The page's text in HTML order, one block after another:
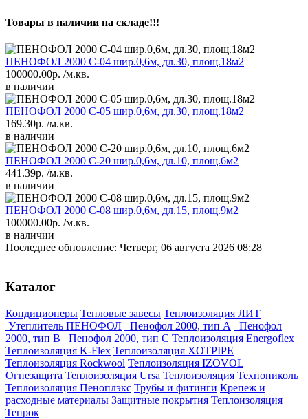
Товары в наличии на складе!!!
ПЕНОФОЛ 2000 C-04 шир.0,6м, дл.30, площ.18м2
100000.00р. /м.кв.
в наличии
ПЕНОФОЛ 2000 C-05 шир.0,6м, дл.30, площ.18м2
169.30р. /м.кв.
в наличии
ПЕНОФОЛ 2000 C-20 шир.0,6м, дл.10, площ.6м2
441.39р. /м.кв.
в наличии
ПЕНОФОЛ 2000 C-08 шир.0,6м, дл.15, площ.9м2
100000.00р. /м.кв.
в наличии
Последнее обновление: Четверг, 06 августа 2026 08:28
Каталог
Кондиционеры Тепловые завесы Теплоизоляция ЛИТ
Утеплитель ПЕНОФОЛ
Пенофол 2000, тип А
Пенофол
2000, тип В
Пенофол 2000, тип С Теплоизоляция Energoflex
Теплоизоляция K-Flex Теплоизоляция XOTPIPE
Теплоизоляция Rockwool Теплоизоляция IZOVOL
Огнезащита Теплоизоляция Ursa Теплоизоляция Технониколь
Теплоизоляция Пеноплэкс Трубы и фитинги Крепеж и
расходные материалы Защитные покрытия Теплоизоляция
Тепрок